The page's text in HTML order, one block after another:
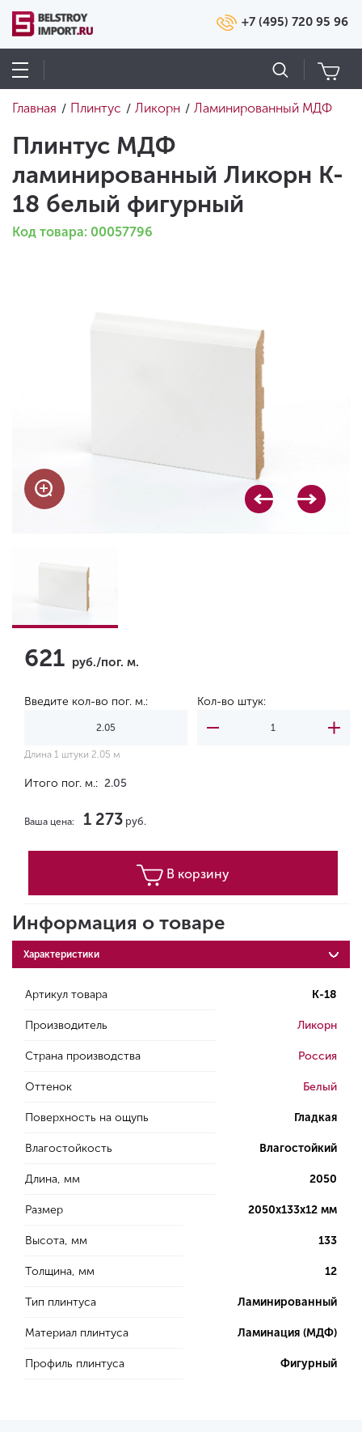
+7 (495) 720 95 96
Главная / Плинтус / Ликорн / Ламинированный МДФ
Плинтус МДФ
ламинированный Ликорн K-
18 белый фигурный
Код товара: 00057796
621 руб./пог. м.
Введите кол-во пог. м.: Кол-во штук:
Длина 1 штуки 2.05 м
Итого пог. м.: 2.05
Ваша цена: 1 273 руб.
В корзину
Информация о товаре
Характеристики
Артикул товара K-18
Производитель Ликорн
Страна производства Россия
Оттенок Белый
Поверхность на ощупь Гладкая
Влагостойкость Влагостойкий
Длина, мм 2050
Размер 2050х133х12 мм
Высота, мм 133
Толщина, мм 12
Тип плинтуса Ламинированный
Материал плинтуса Ламинация (МДФ)
Профиль плинтуса Фигурный